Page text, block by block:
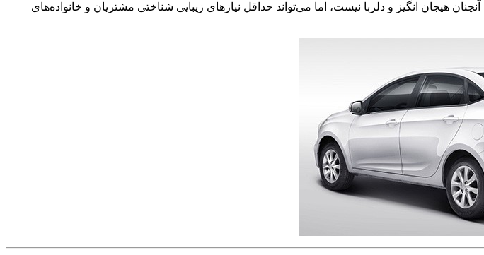
همان گونه که از یک سدان کوچک اقتصادی انتظار داریم، طراحی ظاهری جک جی ۴ قطعا آنچنان هیجان انگیز و دلربا نیست، اما می‌تواند حداقل نیاز‌های زیبایی شناختی مشتریان و خانواده‌های